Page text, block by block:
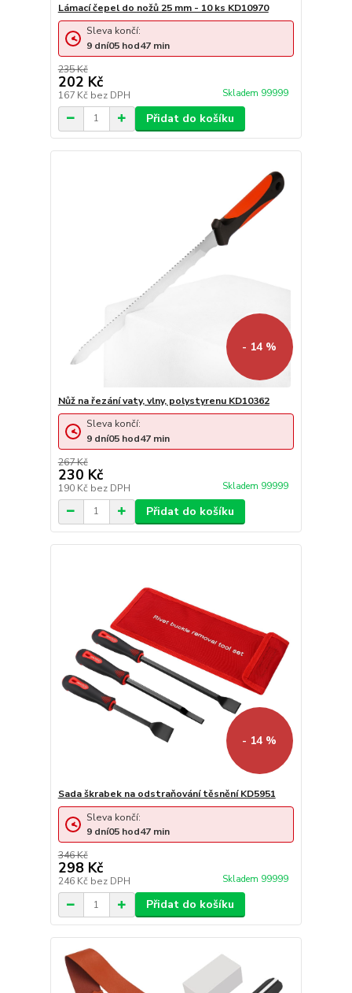
Lámací čepel do nožů 25 mm - 10 ks KD10970
235 Kč
202 Kč
167 Kč bez DPH Skladem 99999
Sleva končí:
9 dní05 hod47 min
Přidat do košíku
- 14 %
Nůž na řezání vaty, vlny, polystyrenu KD10362
267 Kč
230 Kč
190 Kč bez DPH Skladem 99999
Sleva končí:
9 dní05 hod47 min
Přidat do košíku
- 14 %
Sada škrabek na odstraňování těsnění KD5951
346 Kč
298 Kč
246 Kč bez DPH Skladem 99999
Sleva končí:
9 dní05 hod47 min
Přidat do košíku